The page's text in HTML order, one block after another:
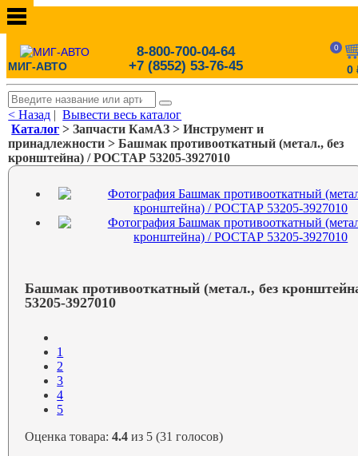
МИГ-АВТО
8-800-700-04-64
+7 (8552) 53-76-45
0
0
< Назад |Вывести весь каталог
Каталог > Запчасти КамАЗ > Инструмент и
принадлежности > Башмак противооткатный (метал., без
кронштейна) / РОСТАР 53205-3927010
Башмак противооткатный (метал., без
53205-3927010
1
2
3
4
5
Оценка товара:4.4 из 5 (31 голосов)